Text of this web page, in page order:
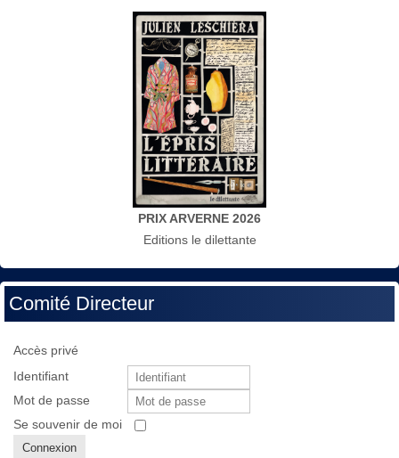
PRIX ARVERNE 2026
Editions le dilettante
Comité Directeur
Accès privé
Identifiant
Mot de passe
Se souvenir de moi
Connexion